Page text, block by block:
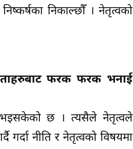
निकाल्छौँ । नेतृत्वको
फरक फरक भनाई
भइसकेको छ । त्यसैले नेतृत्वले
गर्दा नीति र नेतृत्वको विषयमा